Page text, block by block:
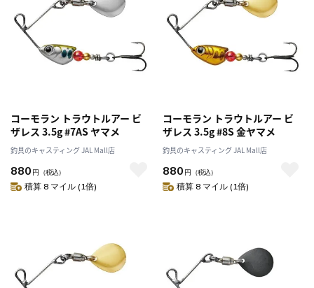
コーモラン トラウトルアー ビ
ザレス 3.5g #7AS ヤマメ
釣具のキャスティング JAL Mall店
880 円 （税込）
積算 8 マイル (1倍)
コーモラン トラウトルアー ビ
ザレス 3.5g #8S 金ヤマメ
釣具のキャスティング JAL Mall店
880 円 （税込）
積算 8 マイル (1倍)